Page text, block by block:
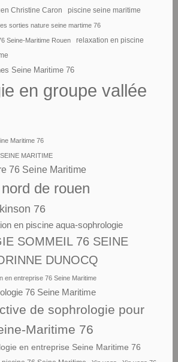
Christine Caron piscine seine maritime
sorties nature seine martime 76
Seine-Maritime Rouen relaxation en piscine
Seine Maritime 76
en groupe vallée
Maritime 76
MARITIME
76 Seine Maritime
de rouen
76
en piscine aqua-sophrologie
SOMMEIL 76 SEINE
DUNOCQ
en entreprise 76 Seine Maritime
76 Seine Maritime
de sophrologie pour
Maritime 76
en entreprise Seine Maritime 76